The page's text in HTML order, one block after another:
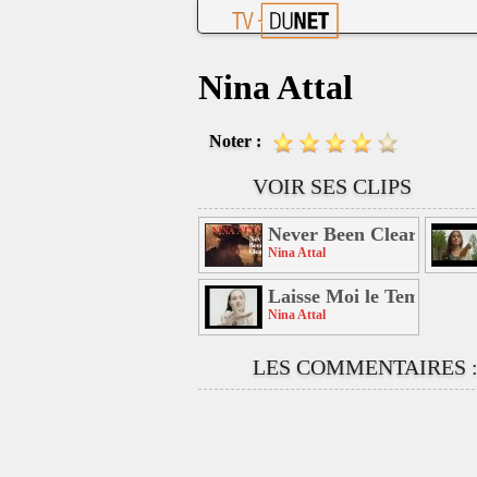
Nina Attal
Noter :
VOIR SES CLIPS
Never Been Clear
Nina Attal
Laisse Moi le Temps
Nina Attal
LES COMMENTAIRES :